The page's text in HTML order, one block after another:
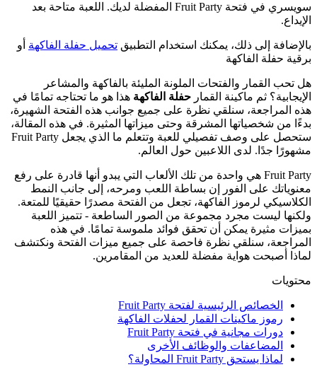
سويسري في فتحة Fruit Party المفضلة لديك. اللعبة متاحة بعد
الإيداع.
بالإضافة إلى ذلك، يمكنك استخدام التطبيق تحميل حفلة الفاكهة أو
برقية حفلة الفاكهة
هل تحب القمار والفتحات الملونة المليئة بالفاكهة والمشاعر
الإيجابية؟ ثم ماكينة القمار حفلة الفاكهة هذا هو ما تحتاجه تمامًا في
هذه المراجعة، سنلقي نظرة على جميع جوانب هذه الفتحة الشهيرة،
بدءًا من شخصياتها المشرقة وحتى ميزاتها المثيرة. في هذه المقالة،
ستحصل على وصف تفصيلي للعبة وتتعلم ما الذي يجعل Fruit Party
مشهورًا جدًا. لدى اللاعبين حول العالم.
Fruit Party هي واحدة من تلك الألعاب التي يبدو أنها قادرة على رفع
معنوياتك على الفور إن بساطة اللعب ومرحه، إلى جانب النمط
الكلاسيكي لرموز الفاكهة، تجعل من الفتحة مصدرًا حقيقيًا للمتعة.
ولكنها ليست مجرد مجموعة من الصور الساطعة - تتميز اللعبة
بميزات مثيرة يمكن أن تحقق فوائد ملموسة تمامًا. في هذه
المراجعة، سنلقي نظرة فاحصة على جميع ميزات الفتحة ونكتشف
لماذا أصبحت هواية مفضلة للعديد من المقامرين.
محتويات
الخصائص الرئيسية لفتحة Fruit Party
رموز ماكينات القمار لحفلات الفاكهة
دورات مجانية في فتحة Fruit Party
المضاعفات والوظائف الأخرى
لماذا يستحق Fruit Party المحاولة؟